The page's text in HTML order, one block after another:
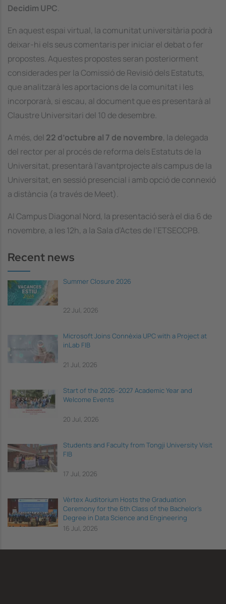
Decidim UPC.
En aquest espai virtual, la comunitat universitària podrà
deixar-hi els seus comentaris per iniciar el debat o fer
propostes. Aquestes propostes seran posteriorment
considerades per la Comissió de Revisió dels Estatuts,
que analitzarà les aportacions de la comunitat i les
incorporarà, si escau, al document que es presentarà al
Claustre Universitari del 10 de desembre.
A més, del 22 d’octubre al 7 de novembre, la delegada
del rector per al procés de reforma dels Estatuts de la
Universitat, presentarà l'avantprojecte als campus de la
Universitat, en sessió presencial i amb opció de connexió
a distància (a través de Meet).
Al Campus Diagonal Nord, la presentació serà el dia 6 de
novembre, a les 12h, a la Sala d’Actes de l’ETSECCPB.
Recent news
Summer Closure 2026
22 Jul, 2026
Microsoft Joins Connèxia UPC with a Project at
inLab FIB
21 Jul, 2026
Start of the 2026–2027 Academic Year and
Welcome Events
20 Jul, 2026
Students and Faculty from Tongji University Visit
FIB
17 Jul, 2026
Vèrtex Auditorium Hosts the Graduation
Ceremony for the 6th Class of the Bachelor's
Degree in Data Science and Engineering
16 Jul, 2026